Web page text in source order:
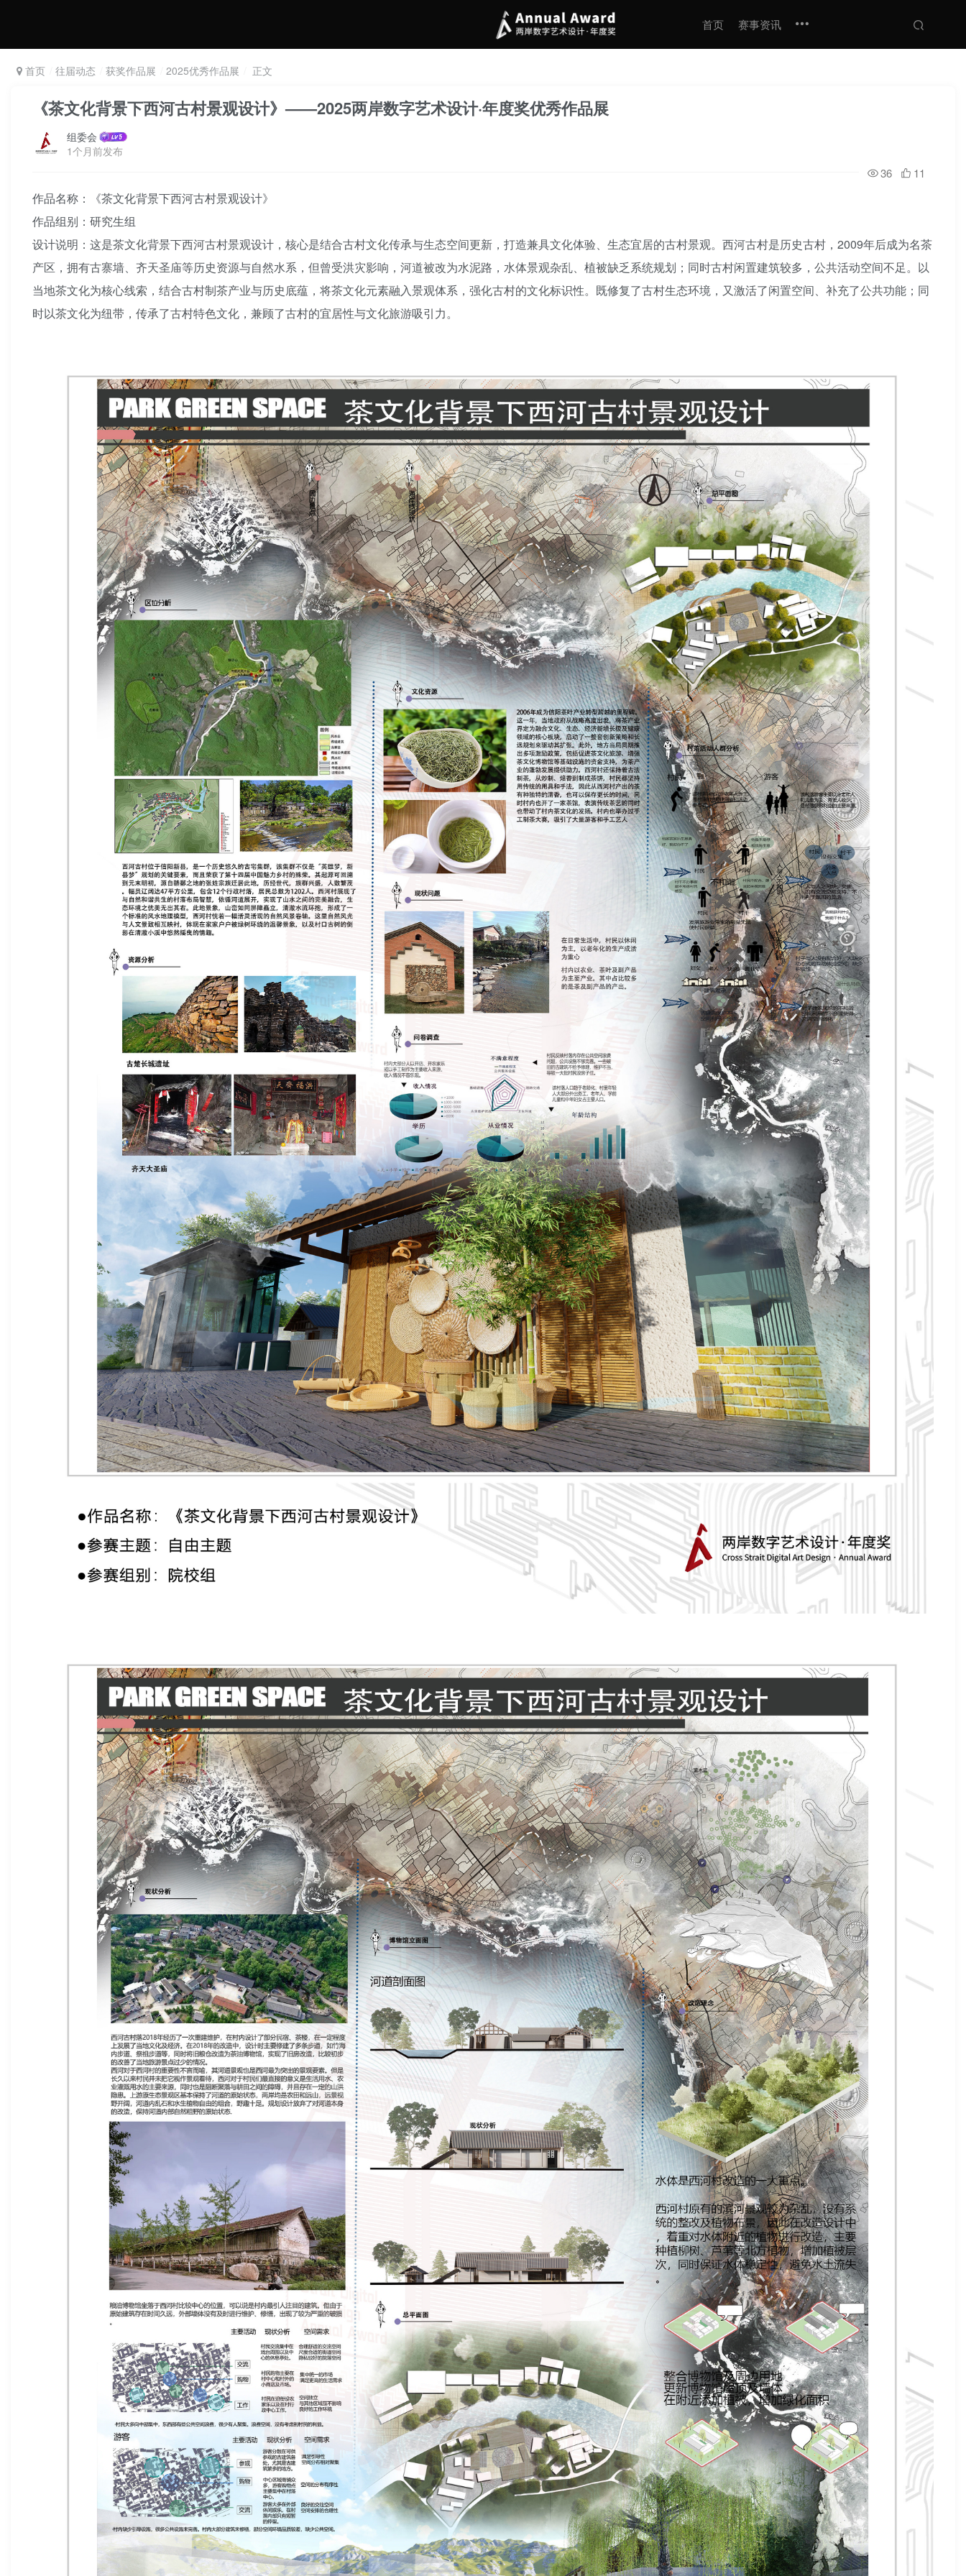
首页 赛事资讯
首页 往届动态 获奖作品展 2025优秀作品展 正文
《茶文化背景下西河古村景观设计》——2025两岸数字艺术设计·年度奖优秀作品展
组委会
1个月前发布
36 11
作品名称：《茶文化背景下西河古村景观设计》
作品组别：研究生组
设计说明：这是茶文化背景下西河古村景观设计，核心是结合古村文化传承与生态空间更新，打造兼具文化体验、生态宜居的古村景观。西河古村是历史古村，2009年后成为名茶
产区，拥有古寨墙、齐天圣庙等历史资源与自然水系，但曾受洪灾影响，河道被改为水泥路，水体景观杂乱、植被缺乏系统规划；同时古村闲置建筑较多，公共活动空间不足。以
当地茶文化为核心线索，结合古村制茶产业与历史底蕴，将茶文化元素融入景观体系，强化古村的文化标识性。既修复了古村生态环境，又激活了闲置空间、补充了公共功能；同
时以茶文化为纽带，传承了古村特色文化，兼顾了古村的宜居性与文化旅游吸引力。